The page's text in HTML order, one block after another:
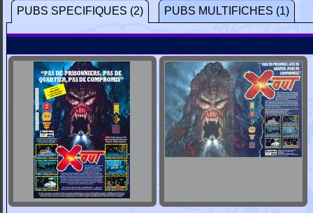
PUBS SPECIFIQUES (2) PUBS MULTIFICHES (1)